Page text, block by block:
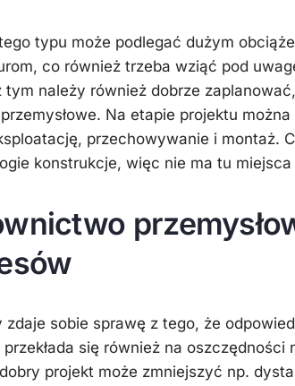
typu może podlegać dużym
co również trzeba wziąć pod
tym należy również dobrze
Na etapie projektu
przechowywanie i montaż.
konstrukcje, więc nie ma tu miejsca
zdaje sobie sprawę z tego, że
się również na oszczędności
projekt może zmniejszyć np.